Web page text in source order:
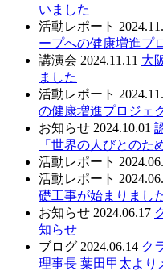
いました
活動レポート
ープへの健康増進プ
講演会 2024.11.11 大
ました
活動レポート
の健康増進プロジェ
お知らせ 2024.10.01
「世界の人びとのた
活動レポート
活動レポート
礎工事が始まりまし
お知らせ 2024.06.17
知らせ
ブログ 2024.06.14 ク
理事長 葉田甲太より